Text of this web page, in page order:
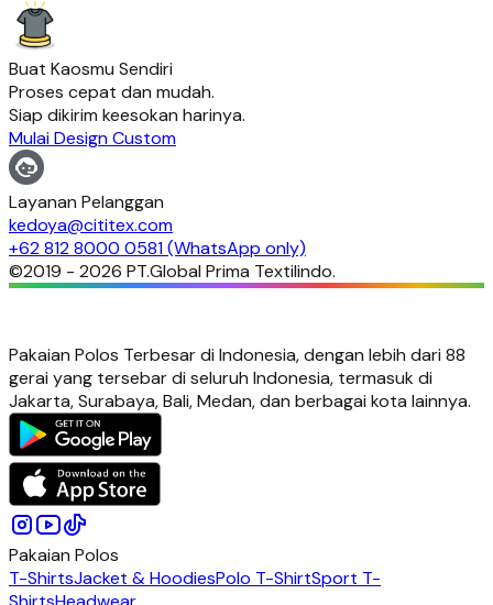
Buat Kaosmu Sendiri
Proses cepat dan mudah.
Siap dikirim keesokan harinya.
Mulai Design Custom
Layanan Pelanggan
kedoya@cititex.com
+62 812 8000 0581 (WhatsApp only)
©2019 - 2026 PT.Global Prima Textilindo.
Pakaian Polos Terbesar di Indonesia, dengan lebih dari 88
gerai yang tersebar di seluruh Indonesia, termasuk di
Jakarta, Surabaya, Bali, Medan, dan berbagai kota lainnya.
Pakaian Polos
T-ShirtsJacket & HoodiesPolo T-ShirtSport T-